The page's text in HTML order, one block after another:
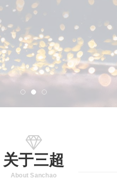
关于三超
About Sanchao